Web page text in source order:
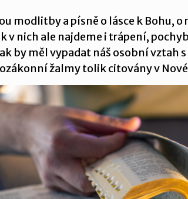
modlitby a písně o lásce k Bohu, o
v nich ale najdeme i trápení,
by měl vypadat náš osobní vztah
žalmy tolik citovány v